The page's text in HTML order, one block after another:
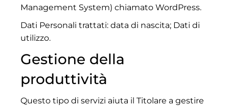
Management System) chiamato WordPress.
Dati Personali trattati: data di nascita; Dati di
utilizzo.
Gestione della
produttività
Questo tipo di servizi aiuta il Titolare a gestire